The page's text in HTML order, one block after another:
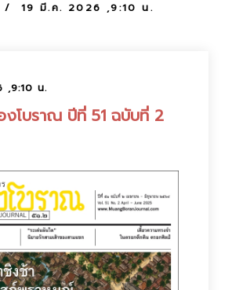
19 มี.ค. 2026 ,9:10 น.
,9:10 น.
งโบราณ ปีที่ 51 ฉบับที่ 2